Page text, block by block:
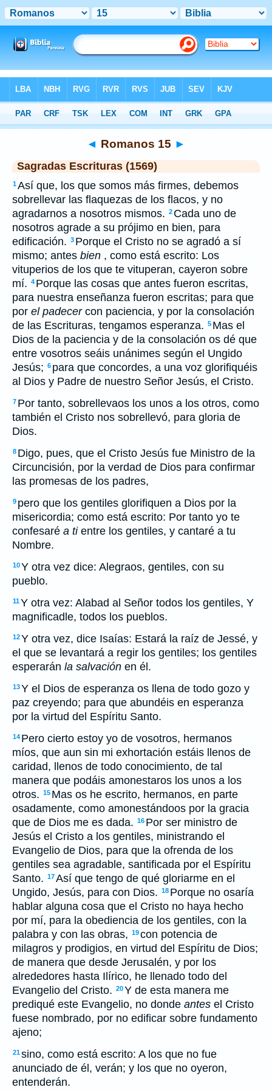
>SEV> Romanos 15
◄ Romanos 15 ►
Sagradas Escrituras (1569)
1Así que, los que somos más firmes, debemos
sobrellevar las flaquezas de los flacos, y no
agradarnos a nosotros mismos. 2 Cada uno de
nosotros agrade a su prójimo en bien, para
edificación. 3 Porque el Cristo no se agradó a sí
mismo; antes bien , como está escrito: Los
vituperios de los que te vituperan, cayeron sobre
mí. 4 Porque las cosas que antes fueron escritas,
para nuestra enseñanza fueron escritas; para que
por el padecercon paciencia, y por la consolación
de las Escrituras, tengamos esperanza. 5 Mas el
Dios de la paciencia y de la consolación os dé que
entre vosotros seáis unánimes según el Ungido
Jesús; 6 para que concordes, a una voz glorifiquéis
al Dios y Padre de nuestro Señor Jesús, el Cristo.
7 Por tanto, sobrellevaos los unos a los otros, como
también el Cristo nos sobrellevó, para gloria de
Dios.
8 Digo, pues, que el Cristo Jesús fue Ministro de la
Circuncisión, por la verdad de Dios para confirmar
las promesas de los padres,
9 pero que los gentiles glorifiquen a Dios por la
misericordia; como está escrito: Por tanto yo te
confesaré a tientre los gentiles, y cantaré a tu
Nombre.
10Y otra vez dice: Alegraos, gentiles, con su
pueblo.
11Y otra vez: Alabad al Señor todos los gentiles, Y
magnificadle, todos los pueblos.
12Y otra vez, dice Isaías: Estará la raíz de Jessé, y
el que se levantará a regir los gentiles; los gentiles
esperarán la salvación en él.
13Y el Dios de esperanza os llena de todo gozo y
paz creyendo; para que abundéis en esperanza
por la virtud del Espíritu Santo.
14 Pero cierto estoy yo de vosotros, hermanos
míos, que aun sin mi exhortación estáis llenos de
caridad, llenos de todo conocimiento, de tal
manera que podáis amonestaros los unos a los
otros. 15 Mas os he escrito, hermanos, en parte
osadamente, como amonestándoos por la gracia
que de Dios me es dada. 16 Por ser ministro de
Jesús el Cristo a los gentiles, ministrando el
Evangelio de Dios, para que la ofrenda de los
gentiles sea agradable, santificada por el Espíritu
Santo. 17Así que tengo de qué gloriarme en el
Ungido, Jesús, para con Dios. 18 Porque no osaría
hablar alguna cosa que el Cristo no haya hecho
por mí, para la obediencia de los gentiles, con la
palabra y con las obras, 19con potencia de
milagros y prodigios, en virtud del Espíritu de Dios;
de manera que desde Jerusalén, y por los
alrededores hasta Ilírico, he llenado todo del
Evangelio del Cristo. 20Y de esta manera me
prediqué este Evangelio, no donde antes el Cristo
fuese nombrado, por no edificar sobre fundamento
ajeno;
21sino, como está escrito: A los que no fue
anunciado de él, verán; y los que no oyeron,
entenderán.